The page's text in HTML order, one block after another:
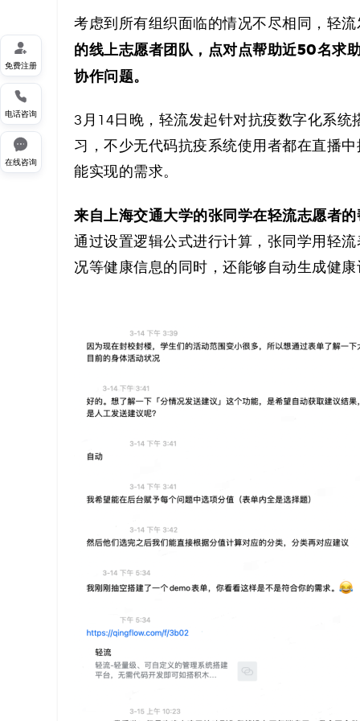
考虑到所有组织面临的情况不尽相同，轻
的线上志愿者团队，点对点帮助近50名求
协作问题。
3月14日晚，轻流发起针对抗疫数字化系
习，不少无代码抗疫系统使用者都在直播
能实现的需求。
来自上海交通大学的张同学在轻流志愿者
通过设置逻辑公式进行计算，张同学用轻
况等健康信息的同时，还能够自动生成健

免费注册

电话咨询

在线咨询